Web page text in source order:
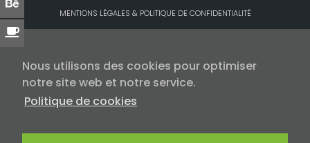
MENTIONS LÉGALES & POLITIQUE DE CONFIDENTIALITÉ
Nous utilisons des cookies pour optimiser
notre site web et notre service.
Politique de cookies